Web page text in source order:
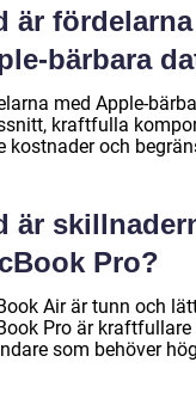
är
bärbara
med Apple-
kraftfulla
kostnader och
är
Pro?
Air är tunn och
Pro är
som behöver